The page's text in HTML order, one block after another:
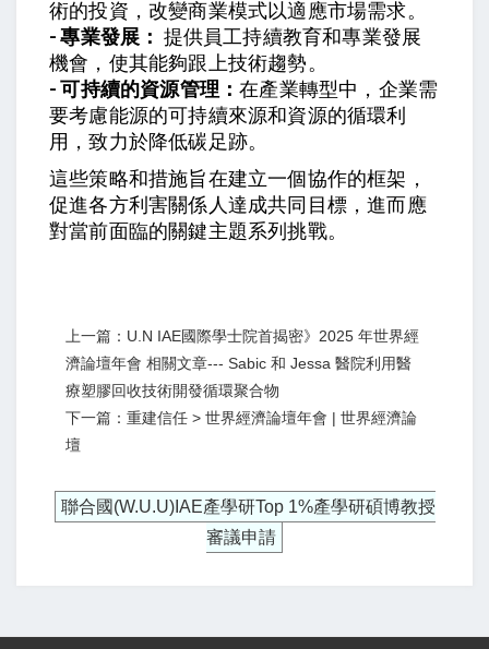
術的投資，改變商業模式以適應市場需求。
- 專業發展： 提供員工持續教育和專業發展
機會，使其能夠跟上技術趨勢。
- 可持續的資源管理：在產業轉型中，企業需
要考慮能源的可持續來源和資源的循環利
用，致力於降低碳足跡。
這些策略和措施旨在建立一個協作的框架，
促進各方利害關係人達成共同目標，進而應
對當前面臨的關鍵主題系列挑戰。
上一篇：U.N IAE國際學士院首揭密》2025 年世界經
濟論壇年會 相關文章--- Sabic 和 Jessa 醫院利用醫
療塑膠回收技術開發循環聚合物
下一篇：重建信任 > 世界經濟論壇年會 | 世界經濟論
壇
聯合國(W.U.U)IAE產學研Top 1%產學研碩博教授
審議申請